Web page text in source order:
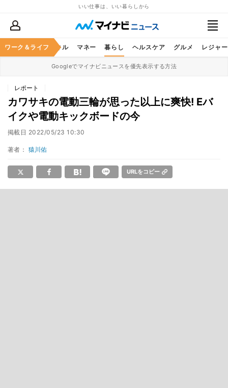
いい仕事は、いい暮らしから
ワーク＆ライフ
ア ビジネススキル マネー 暮らし ヘルスケア グルメ レジャー
Googleでマイナビニュースを優先表示する方法
レポート
カワサキの電動三輪が思った以上に爽快! Eバ
イクや電動キックボードの今
掲載日 2022/05/23 10:30
著者： 猿川佑
URLをコピー